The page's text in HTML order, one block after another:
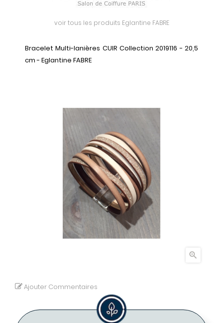
voir tous les produits Eglantine FABRE
Bracelet Multi-lanières CUIR Collection 2019116 - 20,5
cm - Eglantine FABRE

Ajouter Commentaires